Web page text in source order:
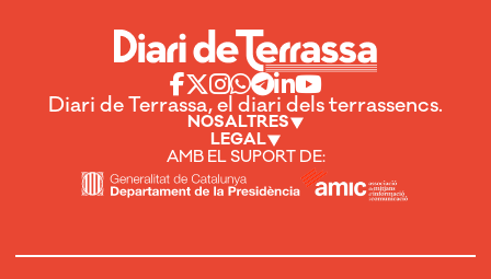
Diari de Terrassa, el diari dels terrassencs.
NOSALTRES
LEGAL
AMB EL SUPORT DE: